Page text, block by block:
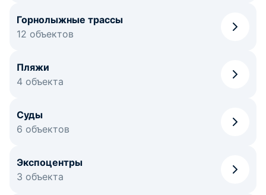
Горнолыжные трассы
12 объектов
Пляжи
4 объекта
Суды
6 объектов
Экспоцентры
3 объекта